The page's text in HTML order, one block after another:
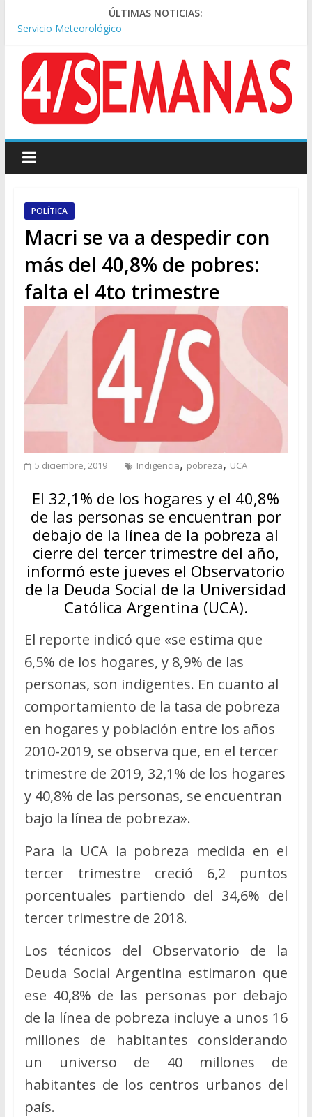
ÚLTIMAS NOTICIAS:
Tormentas severas y fuertes ráfagas de viento: alerta del
Servicio Meteorológico
1,6% en julio
Represión frente al Congreso: tres detenidos durante la
protesta contra la Ley de Propiedad Privada
Sturzenegger defendió la Ley de Tierras y lamentó el retiro
del capítulo de extranjerización
Fuego y defiende la Ley de Tierras
POLÍTICA
Macri se va a despedir con
más del 40,8% de pobres:
falta el 4to trimestre
5 diciembre, 2019 Indigencia, pobreza, UCA
El 32,1% de los hogares y el 40,8%
de las personas se encuentran por
debajo de la línea de la pobreza al
cierre del tercer trimestre del año,
informó este jueves el Observatorio
de la Deuda Social de la Universidad
Católica Argentina (UCA).
El reporte indicó que «se estima que
6,5% de los hogares, y 8,9% de las
personas, son indigentes. En cuanto al
comportamiento de la tasa de pobreza
en hogares y población entre los años
2010-2019, se observa que, en el tercer
trimestre de 2019, 32,1% de los hogares
y 40,8% de las personas, se encuentran
bajo la línea de pobreza».
Para la UCA la pobreza medida en el
tercer trimestre creció 6,2 puntos
porcentuales partiendo del 34,6% del
tercer trimestre de 2018.
Los técnicos del Observatorio de la
Deuda Social Argentina estimaron que
ese 40,8% de las personas por debajo
de la línea de pobreza incluye a unos 16
millones de habitantes considerando
un universo de 40 millones de
habitantes de los centros urbanos del
país.